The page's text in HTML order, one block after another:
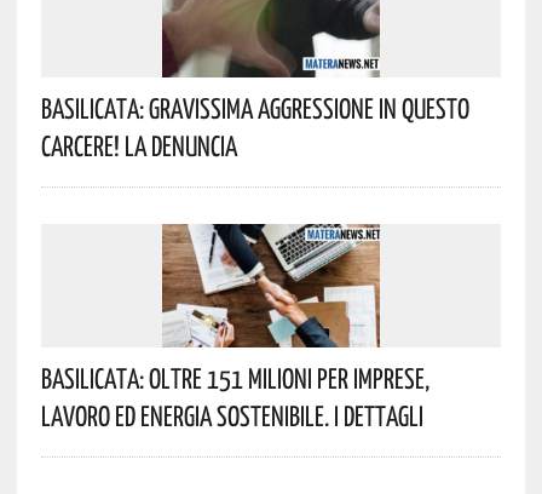
Basilicata: Gravissima Aggressione In Questo
Carcere! La Denuncia
Basilicata: Oltre 151 Milioni Per Imprese,
Lavoro Ed Energia Sostenibile. I Dettagli